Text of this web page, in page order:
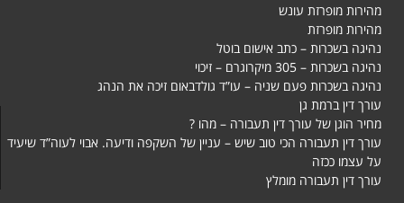
מהירות מופרזת עונש
מהירות מופרזת
נהיגה בשכרות – כתב אישום בוטל
נהיגה בשכרות – 305 מיקרוגרם – זיכוי
נהיגה בשכרות פעם שניה – עו”ד גולדבאום זיכה את הנהג
עורך דין ברמת גן
מחיר הוגן של עורך דין תעבורה – מהו ?
עורך דין תעבורה הכי טוב שיש – עניין של השקפה ודיעה. אבוי לעוה”ד שיעיד
על עצמו ככזה
עורך דין תעבורה מומלץ